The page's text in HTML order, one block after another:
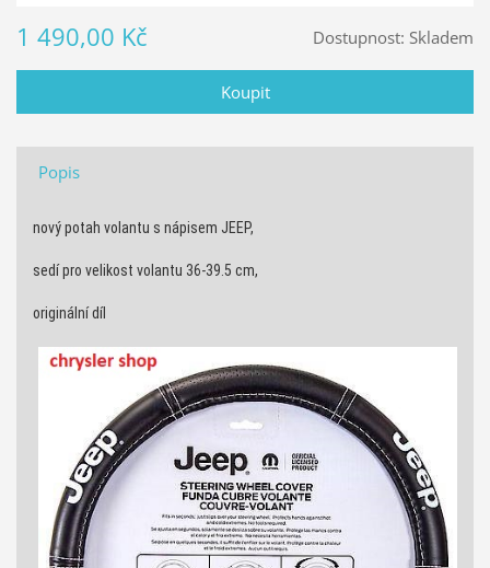
Dostupnost: Skladem
1 490,00 Kč
Popis
nový potah volantu s nápisem JEEP,
sedí pro velikost volantu 36-39.5 cm,
originální díl